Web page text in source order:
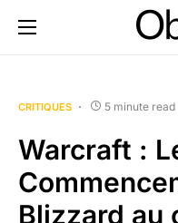
CRITIQUES 5 minute read
Warcraft :
Blizzard au